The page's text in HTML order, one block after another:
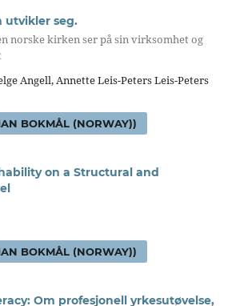
utvikler seg.
norske kirken ser på sin virksomhet og
Angell, Annette Leis-Peters Leis-Peters
BOKMÅL (NORWAY))
on a Structural and
BOKMÅL (NORWAY))
Om profesjonell yrkesutøvelse,